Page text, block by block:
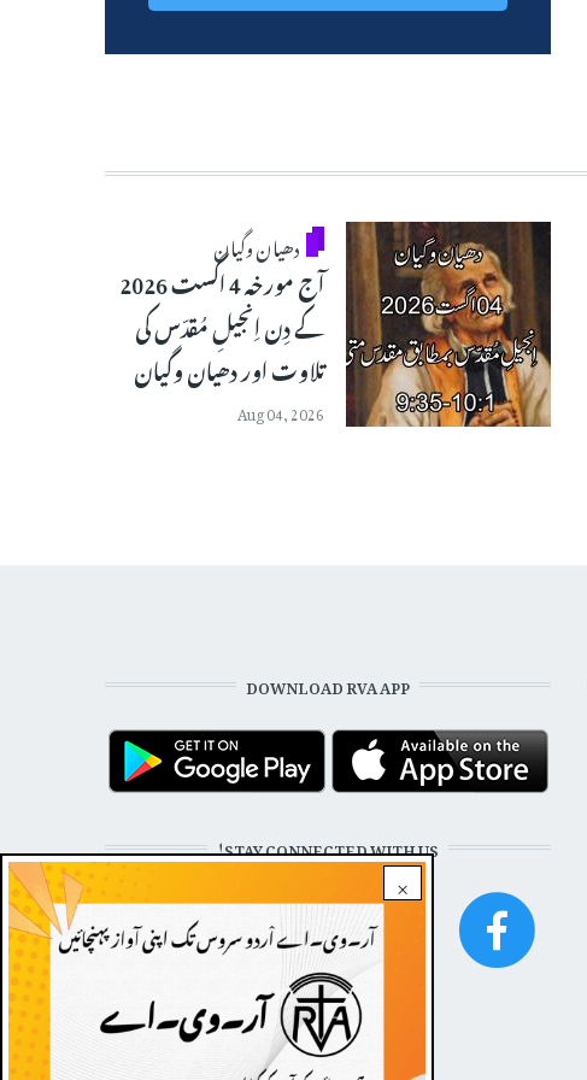
دھیان وگیان
آج مورخہ 4 اگست 2026
کے دِن اِنجیلِ مُقدّس کی
تلاوت اور دھیان وگیان
Aug 04, 2026
×
DOWNLOAD RVA APP
STAY CONNECTED WITH US!